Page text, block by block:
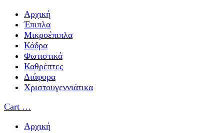
Αρχική
Έπιπλα
Μικροέπιπλα
Κάδρα
Φωτιστικά
Καθρέπτες
Διάφορα
Χριστουγεννιάτικα
Cart …
Αρχική